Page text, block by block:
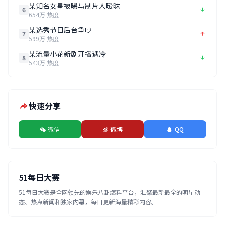
6 某知名女星被曝与制片人暧昧
654万 热度
7 某选秀节目后台争吵
599万 热度
8 某流量小花新剧开播遇冷
543万 热度
快速分享
微信 微博 QQ
51每日大赛
51每日大赛是全网领先的娱乐八卦爆料平台，汇聚最新最全的明星动
态、热点新闻和独家内幕，每日更新海量精彩内容。